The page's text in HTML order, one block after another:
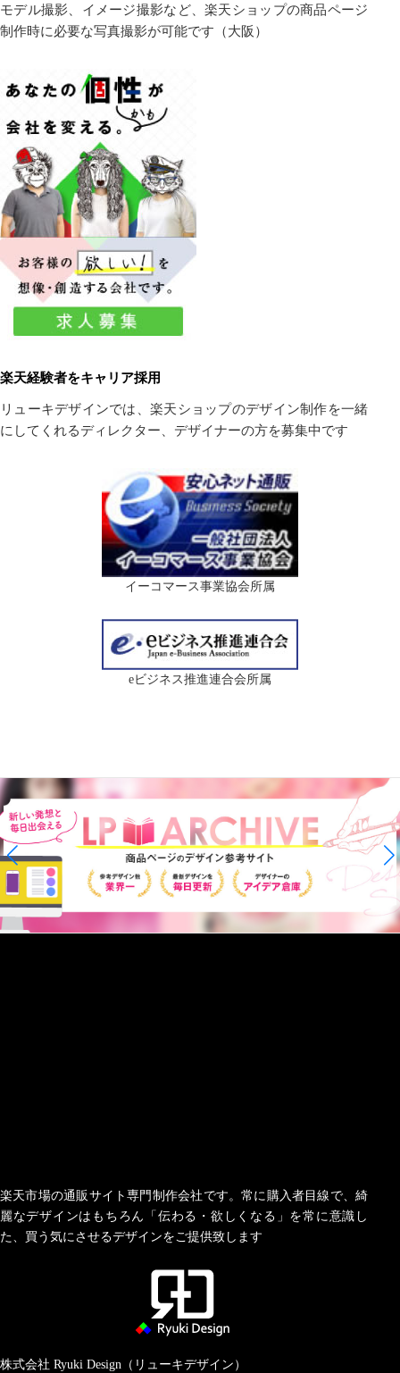
モデル撮影、イメージ撮影など、楽天ショップの商品ページ
制作時に必要な写真撮影が可能です（大阪）
楽天経験者をキャリア採用
リューキデザインでは、楽天ショップのデザイン制作を一緒
にしてくれるディレクター、デザイナーの方を募集中です
イーコマース事業協会所属
eビジネス推進連合会所属
楽天市場の通販サイト専門制作会社です。常に購入者目線で、綺
麗なデザインはもちろん「伝わる・欲しくなる」を常に意識し
た、買う気にさせるデザインをご提供致します
株式会社 Ryuki Design（リューキデザイン）